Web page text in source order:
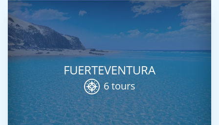
FUERTEVENTURA
6 tours